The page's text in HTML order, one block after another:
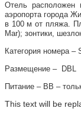
Отель
аэропорта города
в 100 м от пляжа.
Mar); зонтики,
Категория номера –
Размещение – DBL
Питание – ВВ –
This text will be